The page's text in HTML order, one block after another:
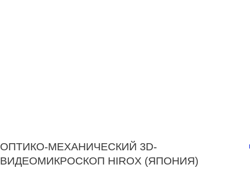
ОПТИКО-МЕХАНИЧЕСКИЙ 3D-
ВИДЕОМИКРОСКОП HIROX (ЯПОНИЯ)